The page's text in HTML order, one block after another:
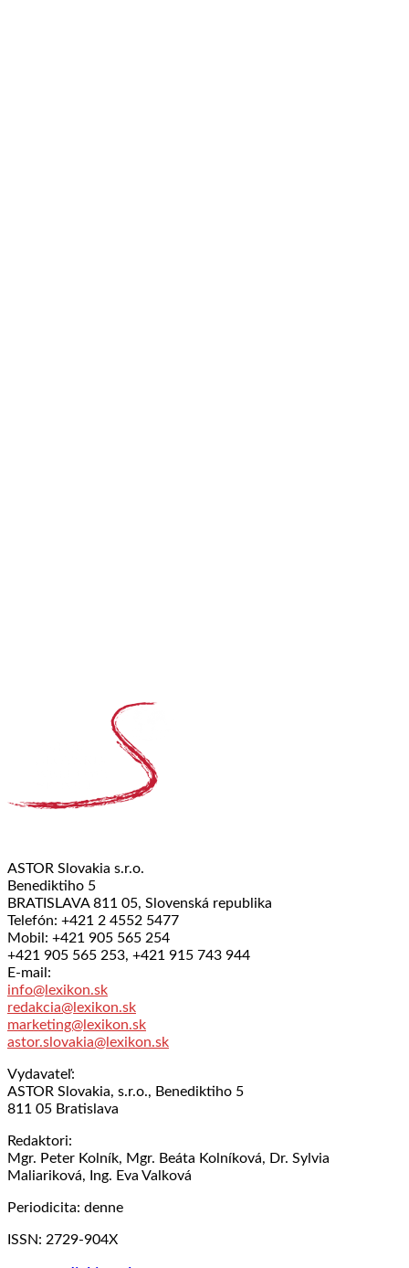
ASTOR Slovakia s.r.o.
Benediktiho 5
BRATISLAVA 811 05, Slovenská republika
Telefón: +421 2 4552 5477
Mobil: +421 905 565 254
+421 905 565 253, +421 915 743 944
E-mail:
info@lexikon.sk
redakcia@lexikon.sk
marketing@lexikon.sk
astor.slovakia@lexikon.sk
Vydavateľ:
ASTOR Slovakia, s.r.o., Benediktiho 5
811 05 Bratislava
Redaktori:
Mgr. Peter Kolník, Mgr. Beáta Kolníková, Dr. Sylvia
Maliariková, Ing. Eva Valková
Periodicita: denne
ISSN: 2729-904X